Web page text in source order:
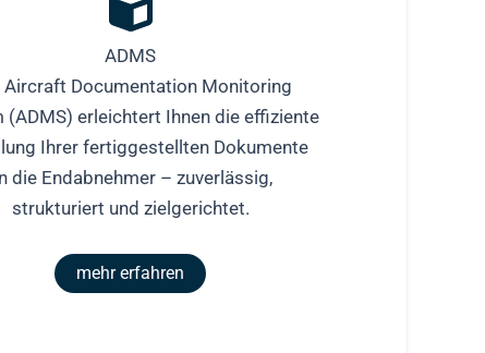
ADMS
Aircraft Documentation Monitoring
(ADMS) erleichtert Ihnen die effiziente
Ihrer fertiggestellten Dokumente
die Endabnehmer – zuverlässig,
strukturiert und zielgerichtet.
mehr erfahren